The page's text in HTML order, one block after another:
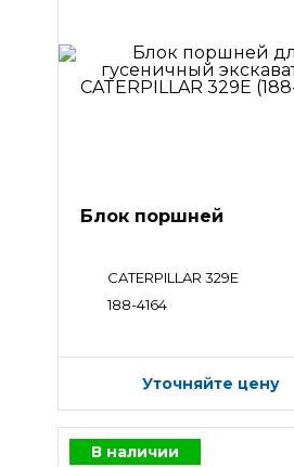
Блок поршней
CATERPILLAR 329E
188-4164
Уточняйте цену
В наличии